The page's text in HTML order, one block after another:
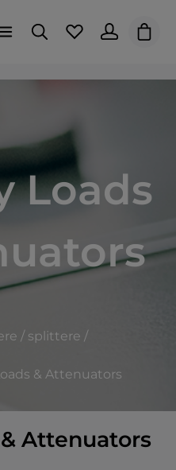
Loads
/ splittere /
& Attenuators
Attenuators